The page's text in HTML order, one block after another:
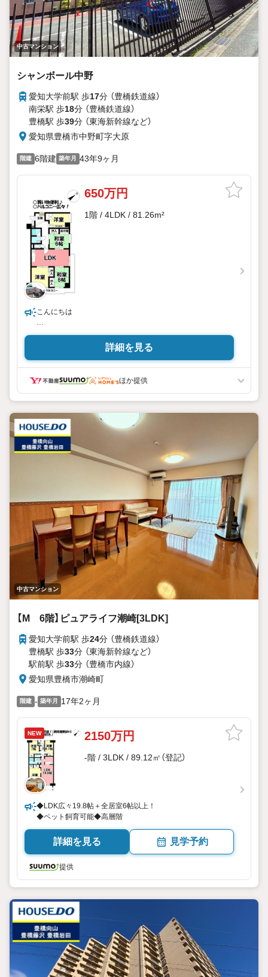
中古マンション
シャンボール中野
愛知大学前駅 歩17分 （豊橋鉄道線）
南栄駅 歩18分 （豊橋鉄道線）
豊橋駅 歩39分 （東海新幹線など）
愛知県豊橋市中野町字大原
階建 6階建 築年月 43年9ヶ月
650万円
1階 / 4LDK / 81.26m²
こんにちは
・当店は豊橋市を中心に、常時800件の仲介物件を取り扱っ
新築戸建だけでなく、中古戸建・売土地・マンションまで幅
広くご紹介しております。
リフォームや注文住宅も自社で施工しているので、住宅につ
いてトータルサポート！
●住宅ローンの相談も承っております。
当社のご成約事例ですが、借入がある方、自営業の方、転職
歴のある方、
従業年数1年未満の方も、おてつだいさせて頂きました。
●お住み替えやご売却も経験豊富なスタッフがご相談に応じ
お客様の住まいに関わるあらゆるご不安を一緒に解決して、
理想のマイホームを探しましょう！
詳細を見る
ほか提供
中古マンション
【M 6階】ピュアライフ潮崎[3LDK]
愛知大学前駅 歩24分 （豊橋鉄道線）
豊橋駅 歩33分 （東海新幹線など）
駅前駅 歩33分 （豊橋市内線）
愛知県豊橋市潮崎町
階建 - 築年月 17年2ヶ月
NEW 2150万円
-階 / 3LDK / 89.12㎡（登記）
◆LDK広々19.8帖＋全居室6帖以上！
◆ペット飼育可能◆高層階
詳細を見る 見学予約
提供